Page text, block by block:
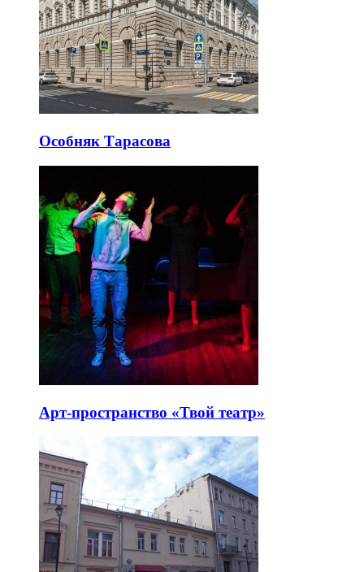
Особняк Тарасова
Арт-пространство «Твой театр»